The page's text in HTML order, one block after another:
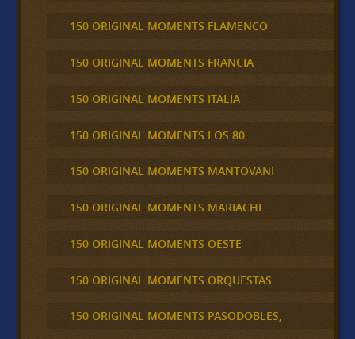
150 ORIGINAL MOMENTS FLAMENCO
150 ORIGINAL MOMENTS FRANCIA
150 ORIGINAL MOMENTS ITALIA
150 ORIGINAL MOMENTS LOS 80
150 ORIGINAL MOMENTS MANTOVANI
150 ORIGINAL MOMENTS MARIACHI
150 ORIGINAL MOMENTS OESTE
150 ORIGINAL MOMENTS ORQUESTAS
150 ORIGINAL MOMENTS PASODOBLES,